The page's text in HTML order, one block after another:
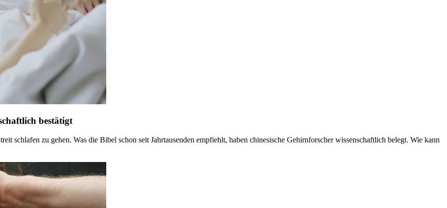
bestätigt
schlafen zu gehen. Was die Bibel schon seit Jahrtausenden empfiehlt, haben chinesische Gehirnforscher wissenschaftlich belegt. Wie kann